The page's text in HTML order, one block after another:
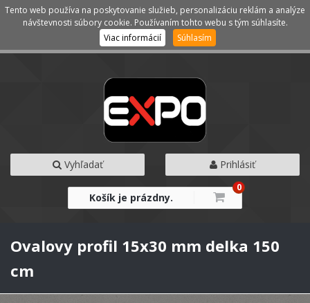
Kategórie Menu
Vyhľadať Prihlásiť
Košík je prázdny.
0
Ovalovy profil 15x30 mm delka 150
cm
Tento web používa na poskytovanie služieb, personalizáciu reklám a analýze
návštevnosti súbory cookie. Používaním tohto webu s tým súhlasíte.
Viac informácií
Súhlasím